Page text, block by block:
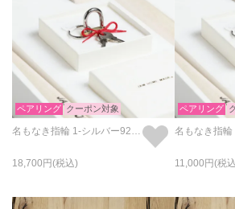
ペアリング クーポン対象
名もなき指輪 1-シルバー925/1サイズ
18,700
ペアリング
11,000